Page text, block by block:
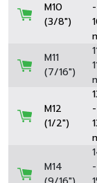
M10
(3/8")
-
M11
(7/16")
M12
(1/2")
-
M14
-